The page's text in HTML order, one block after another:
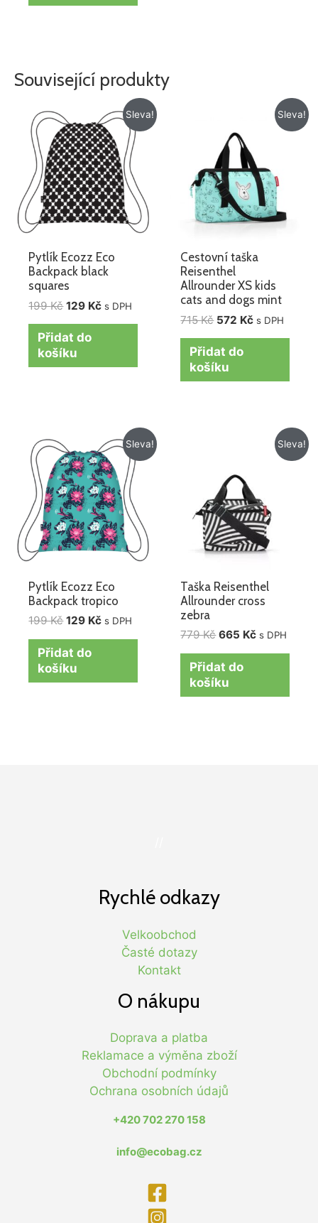
Související produkty
Sleva!
Pytlík Ecozz Eco
Backpack black
squares
199Kč
cena
byla:
199 Kč.
129 Kč
Aktuální
cena
je:
129 Kč.
s DPH
Přidat do
košíku
Sleva!
Cestovní taška
Reisenthel
Allrounder XS kids
cats and dogs mint
715Kč
byla:
715 Kč.
572 Kč
Aktuální
cena
s DPH
Přidat do
košíku
Sleva!
Pytlík Ecozz Eco
Backpack tropico
199Kč
Původní
cena
byla:
199 Kč.
129 Kč
Aktuální
cena
je:
129 Kč.
s DPH
Přidat do
košíku
Sleva!
Taška Reisenthel
Allrounder cross
zebra
779Kč
779 Kč.
665 Kč
Aktuální
cena
s DPH
Přidat do
košíku
Rychlé odkazy
Velkoobchod
Časté dotazy
Kontakt
O nákupu
Doprava a platba
Reklamace a výměna zboží
Obchodní podmínky
Ochrana osobních údajů
+420 702 270 158
info@ecobag.cz